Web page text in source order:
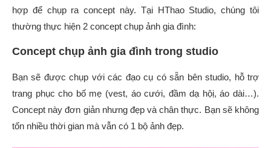
hợp để chụp ra concept này. Tại HThao Studio, chúng tôi
thường thực hiện 2 concept chụp ảnh gia đình:
Concept chụp ảnh gia đình trong studio
Bạn sẽ được chụp với các đạo cụ có sẵn bên studio, hỗ trợ
trang phục cho bố mẹ (vest, áo cưới, đầm dạ hộị, áo dài…).
Concept này đơn giản nhưng đẹp và chân thực. Bạn sẽ không
tốn nhiều thời gian mà vẫn có 1 bộ ảnh đẹp.